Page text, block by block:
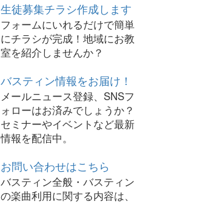
生徒募集チラシ作成します
フォームにいれるだけで簡単
にチラシが完成！地域にお教
室を紹介しませんか？
バスティン情報をお届け！
メールニュース登録、SNSフ
ォローはお済みでしょうか？
セミナーやイベントなど最新
情報を配信中。
お問い合わせはこちら
バスティン全般・バスティン
の楽曲利用に関する内容は、